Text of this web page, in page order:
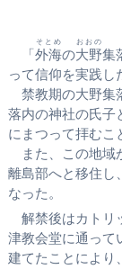
「外海
そとめ
の大野
おおの
集
って信仰を実践し
禁教期の大野集
落内の神社の氏子
にまつって拝むこ
また、この地域
離島部へと移住し
なった。
解禁後はカトリ
津教会堂に通って
建てたことにより